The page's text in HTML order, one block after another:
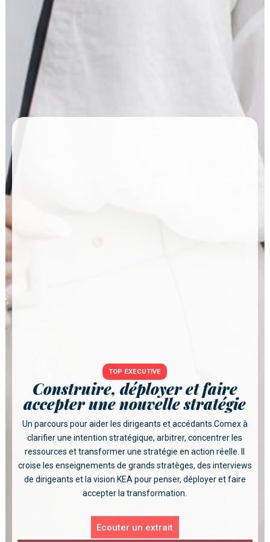
TOP EXECUTIVE
Construire, déployer et faire
accepter une nouvelle stratégie
Un parcours pour aider les dirigeants et accédants Comex à
clarifier une intention stratégique, arbitrer, concentrer les
ressources et transformer une stratégie en action réelle. Il
croise les enseignements de grands stratèges, des interviews
de dirigeants et la vision KEA pour penser, déployer et faire
accepter la transformation.
Ecouter un extrait